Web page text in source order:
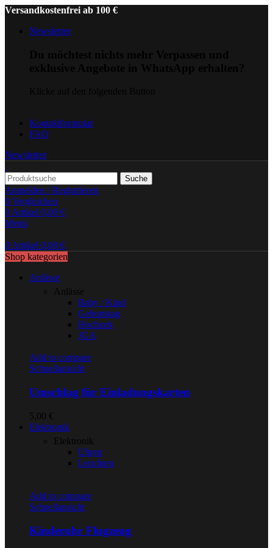
Versandkostenfrei ab 100 €
Newsletter
Kontaktformular
FAQ
Newsletter
Suche
Anmelden / Registrieren
0 Vergleichen
0Artikel 0,00 €
Menü
0Artikel 0,00 €
Shop kategorien
Anlässe
Anlässe
Baby / Kind
Geburtstag
Hochzeit
JGA
Add to compare
Schnellansicht
Umschlag für Einladungskarten
5,00 €
Elektronik
Elektronik
Uhren
Leuchten
Add to compare
Schnellansicht
Kinderuhr Flugzeug